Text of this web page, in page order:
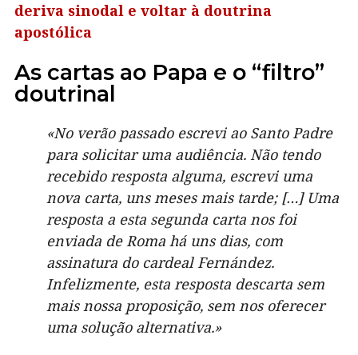
deriva sinodal e voltar à doutrina
apostólica
As cartas ao Papa e o “filtro”
doutrinal
«No verão passado escrevi ao Santo Padre
para solicitar uma audiência. Não tendo
recebido resposta alguma, escrevi uma
nova carta, uns meses mais tarde; […] Uma
resposta a esta segunda carta nos foi
enviada de Roma há uns dias, com
assinatura do cardeal Fernández.
Infelizmente, esta resposta descarta sem
mais nossa proposição, sem nos oferecer
uma solução alternativa.»